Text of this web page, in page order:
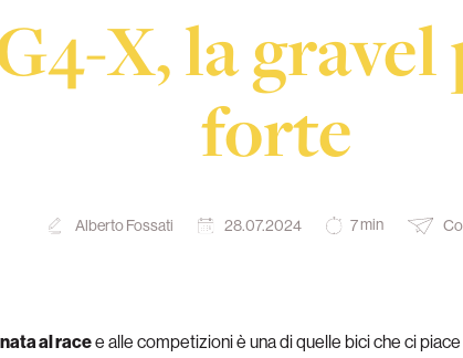
X, la
forte
Alberto Fossati 28.07.2024 7min
al racee alle competizioni è una di quelle bici che ci